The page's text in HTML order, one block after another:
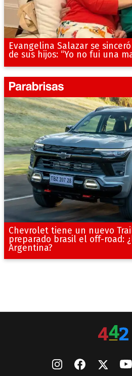
Evangelina Salazar se
de sus hijos: “Yo no fui una
Chevrolet tiene un nuevo
preparado brasil el off-road:
Argentina?